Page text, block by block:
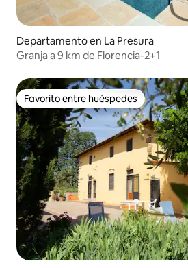
Departamento en La Presura
Granja a 9 km de Florencia-2+1
Favorito entre huéspedes
Favorito entre huéspedes